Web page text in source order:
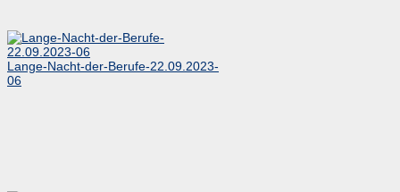
Lange-Nacht-der-Berufe-22.09.2023-
06